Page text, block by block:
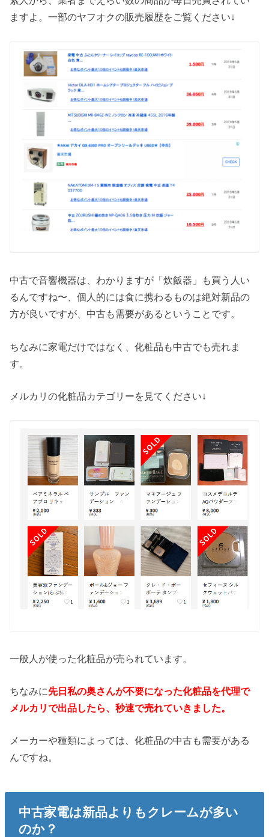
ますよ。一部のヤフオクの販売履歴をご覧ください↓
中古で音響機器は、わかりますが「炊飯器」も買う人い
るんですね〜、個人的には食に携わるものは絶対新品の
方が良いですが、中古も需要があるということです。
ちなみに家電だけではなく、化粧品も中古でも売れま
す。
メルカリの化粧品カテゴリーを見てください↓
一般人が使った化粧品が売られています。
ちなみに先日私の奥さんが不要になった化粧品を代理で
メルカリで出品したら、秒速で売れていきました。
メーカーや種類によっては、化粧品の中古も需要がある
んですね。
中古家電は新品よりもクレームが多い
のか？